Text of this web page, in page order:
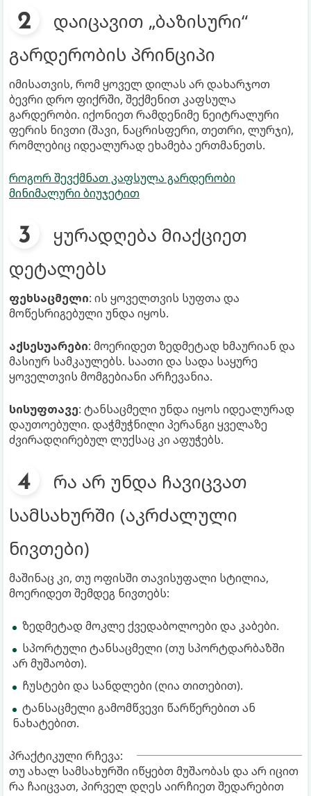
დაიცავით „ბაზისური“
გარდერობის პრინციპი
იმისათვის, რომ ყოველ დილას არ დახარჯოთ
ბევრი დრო ფიქრში, შექმენით კაფსულა
გარდერობი. იქონიეთ რამდენიმე ნეიტრალური
ფერის ნივთი (შავი, ნაცრისფერი, თეთრი, ლურჯი),
რომლებიც იდეალურად ეხამება ერთმანეთს.
როგორ შევქმნათ კაფსულა გარდერობი
მინიმალური ბიუჯეტით
ყურადღება მიაქციეთ
დეტალებს
ფეხსაცმელი: ის ყოველთვის სუფთა და
მოწესრიგებული უნდა იყოს.
აქსესუარები: მოერიდეთ ზედმეტად ხმაურიან და
მასიურ სამკაულებს. საათი და სადა საყურე
ყოველთვის მომგებიანი არჩევანია.
სისუფთავე: ტანსაცმელი უნდა იყოს იდეალურად
დაუთოებული. დაჭმუჭნილი პერანგი ყველაზე
ძვირადღირებულ ლუქსაც კი აფუჭებს.
რა არ უნდა ჩავიცვათ
სამსახურში (აკრძალული
ნივთები)
მაშინაც კი, თუ ოფისში თავისუფალი სტილია,
მოერიდეთ შემდეგ ნივთებს:
ზედმეტად მოკლე ქვედაბოლოები და კაბები.
სპორტული ტანსაცმელი (თუ სპორტდარბაზში
არ მუშაობთ).
ჩუსტები და სანდლები (ღია თითებით).
ტანსაცმელი გამომწვევი წარწერებით ან
ნახატებით.
პრაქტიკული რჩევა:
თუ ახალ სამსახურში იწყებთ მუშაობას და არ იცით
რა ჩაიცვათ, პირველ დღეს აირჩიეთ შედარებით